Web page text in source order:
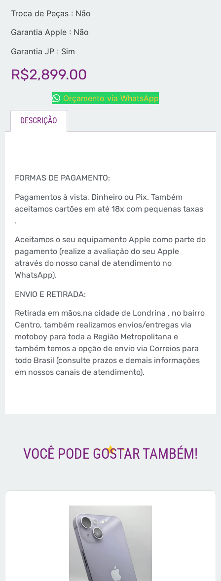
Troca de Peças : Não
Garantia Apple : Não
Garantia JP : Sim
R$2,899.00
Orçamento via WhatsApp
DESCRIÇÃO
FORMAS DE PAGAMENTO:
Pagamentos à vista, Dinheiro ou Pix. Também
aceitamos cartões em até 18x com pequenas taxas
.
Aceitamos o seu equipamento Apple como parte do
pagamento (realize a avaliação do seu Apple
através do nosso canal de atendimento no
WhatsApp).
ENVIO E RETIRADA:
Retirada em mãos,na cidade de Londrina , no bairro
Centro, também realizamos envios/entregas via
motoboy para toda a Região Metropolitana e
também temos a opção de envio via Correios para
todo Brasil (consulte prazos e demais informações
em nossos canais de atendimento).
VOCÊ PODE GOSTAR TAMBÉM!